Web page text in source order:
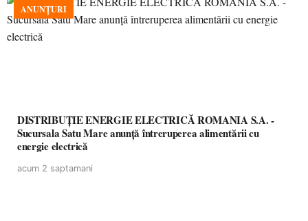
ANUNȚURI
DISTRIBUȚIE ENERGIE ELECTRICĂ ROMANIA S.A. -
Sucursala Satu Mare anunţă întreruperea alimentării cu
energie electrică
acum 2 saptamani